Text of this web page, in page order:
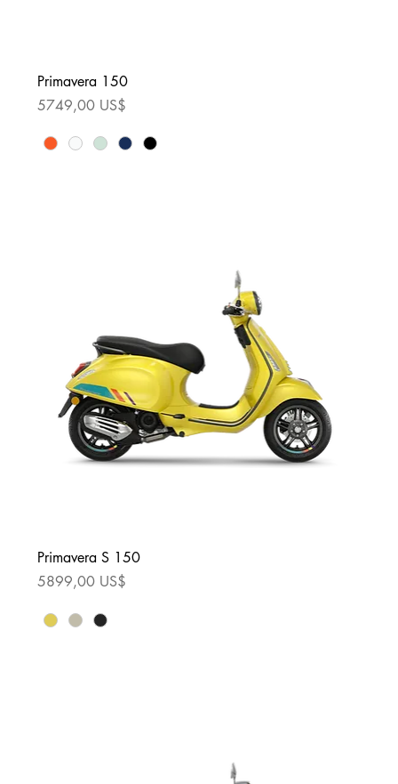
Primavera 150
Precio
5749,00 US$
Primavera S 150
Precio
5899,00 US$